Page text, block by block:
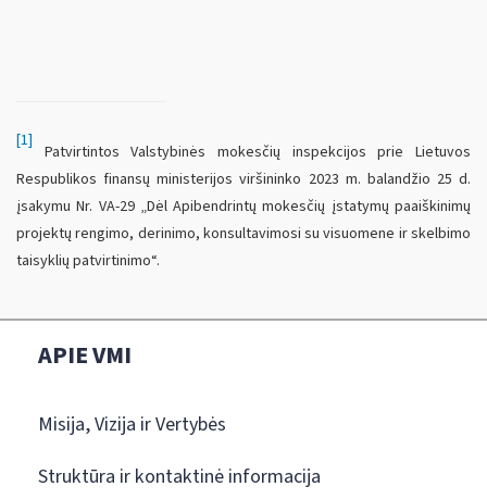
[1]
Patvirtintos Valstybinės mokesčių inspekcijos prie Lietuvos
Respublikos finansų ministerijos viršininko 2023 m. balandžio 25 d.
įsakymu Nr. VA-29 „Dėl Apibendrintų mokesčių įstatymų paaiškinimų
projektų rengimo, derinimo, konsultavimosi su visuomene ir skelbimo
taisyklių patvirtinimo“.
APIE VMI
Misija, Vizija ir Vertybės
Struktūra ir kontaktinė informacija